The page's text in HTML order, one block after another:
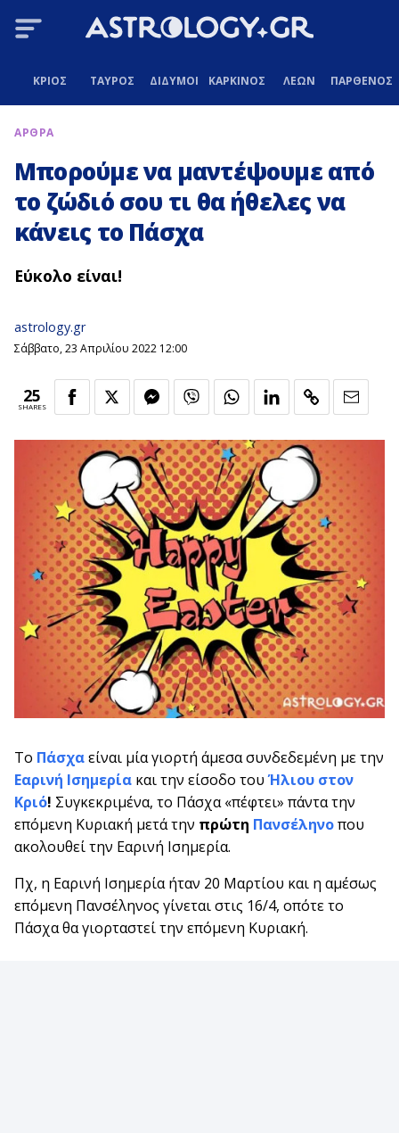
ΚΡΙΟΣ ΤΑΥΡΟΣ ΔΙΔΥΜΟΙ ΚΑΡΚΙΝΟΣ ΛΕΩΝ ΠΑΡΘΕΝΟΣ
ΑΡΘΡΑ
Μπορούμε να μαντέψουμε από
το ζώδιό σου τι θα ήθελες να
κάνεις το Πάσχα
Εύκολο είναι!
astrology.gr
Σάββατο, 23 Απριλίου 2022 12:00
25
SHARES
Το Πάσχαείναι μία γιορτή άμεσα συνδεδεμένη με την
Εαρινή Ισημερία και την είσοδο τουΉλιου στον
Κριό! Συγκεκριμένα, το Πάσχα «πέφτει» πάντα την
επόμενη Κυριακή μετά την πρώτη Πανσέληνοπου
ακολουθεί την Εαρινή Ισημερία.
Πχ, η Εαρινή Ισημερία ήταν 20 Μαρτίου και η αμέσως
επόμενη Πανσέληνος γίνεται στις 16/4, οπότε το
Πάσχα θα γιορταστεί την επόμενη Κυριακή.